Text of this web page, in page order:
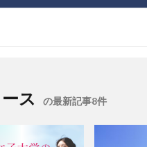
ス の最新記事8件